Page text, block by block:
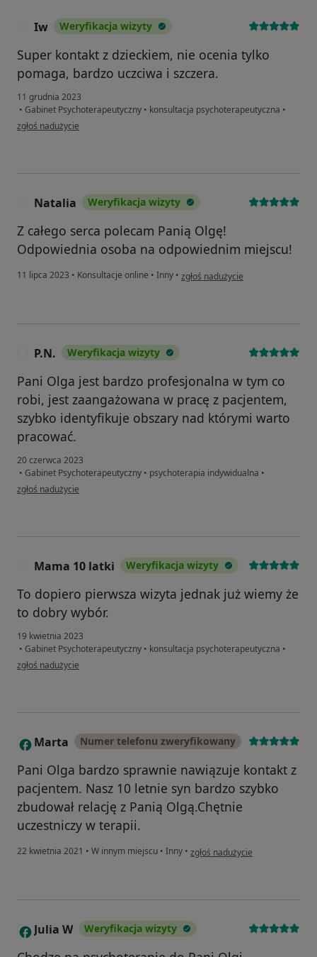
Iw Weryfikacja wizyty
Super kontakt z dzieckiem, nie ocenia tylko
pomaga, bardzo uczciwa i szczera.
11 grudnia 2023
• Gabinet Psychoterapeutyczny • konsultacja psychoterapeutyczna •
w opinii użytkownika Iw
zgłoś nadużycie
Natalia Weryfikacja wizyty
Z całego serca polecam Panią Olgę!
Odpowiednia osoba na odpowiednim miejscu!
11 lipca 2023 • Konsultacje online • Inny • w opinii użytkownika Natalia
zgłoś nadużycie
P.N. Weryfikacja wizyty
Pani Olga jest bardzo profesjonalna w tym co
robi, jest zaangażowana w pracę z pacjentem,
szybko identyfikuje obszary nad którymi warto
pracować.
20 czerwca 2023
• Gabinet Psychoterapeutyczny • psychoterapia indywidualna •
w opinii użytkownika P.N.
zgłoś nadużycie
Mama 10 latki Weryfikacja wizyty
To dopiero pierwsza wizyta jednak już wiemy że
to dobry wybór.
19 kwietnia 2023
• Gabinet Psychoterapeutyczny • konsultacja psychoterapeutyczna •
w opinii użytkownika Mama 10 latki
zgłoś nadużycie
M Marta Numer telefonu zweryfikowany
Pani Olga bardzo sprawnie nawiązuje kontakt z
pacjentem. Nasz 10 letnie syn bardzo szybko
zbudował relację z Panią Olgą.Chętnie
uczestniczy w terapii.
22 kwietnia 2021 • W innym miejscu • Inny • w opinii użytkownika Marta
zgłoś nadużycie
J Julia W Weryfikacja wizyty